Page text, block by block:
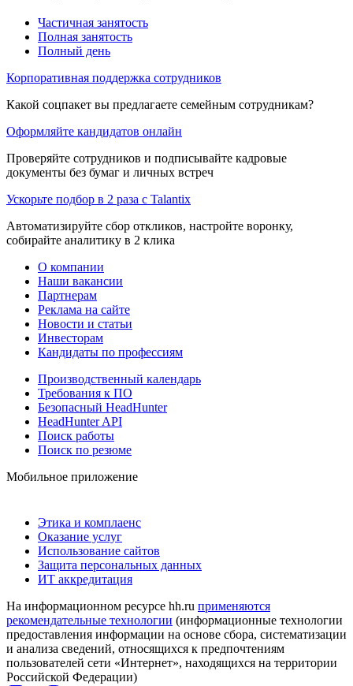
Частичная занятость
Полная занятость
Полный день
Корпоративная поддержка сотрудников
Какой соцпакет вы предлагаете семейным сотрудникам?
Оформляйте кандидатов онлайн
Проверяйте сотрудников и подписывайте кадровые
документы без бумаг и личных встреч
Ускорьте подбор в 2 раза с Talantix
Автоматизируйте сбор откликов, настройте воронку,
собирайте аналитику в 2 клика
О компании
Наши вакансии
Партнерам
Реклама на сайте
Новости и статьи
Инвесторам
Кандидаты по профессиям
Производственный календарь
Требования к ПО
Безопасный HeadHunter
HeadHunter API
Поиск работы
Поиск по резюме
Мобильное приложение
Этика и комплаенс
Оказание услуг
Использование сайтов
Защита персональных данных
ИТ аккредитация
На информационном ресурсе hh.ru применяются
рекомендательные технологии (информационные технологии
предоставления информации на основе сбора, систематизации
и анализа сведений, относящихся к предпочтениям
пользователей сети «Интернет», находящихся на территории
Российской Федерации)